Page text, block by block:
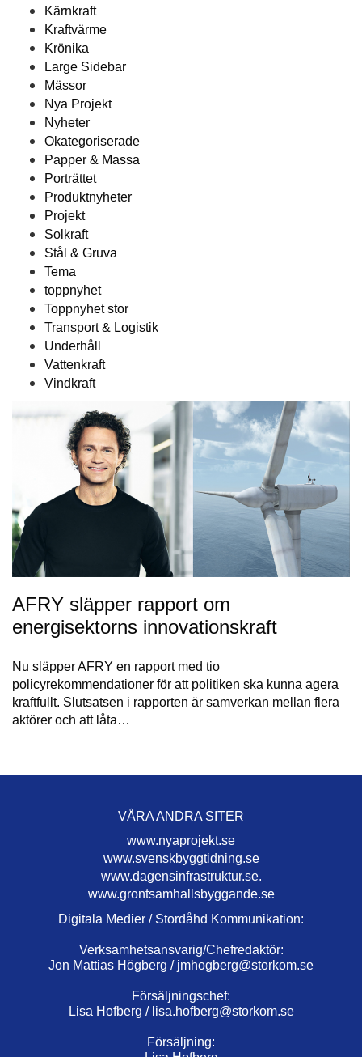
Kärnkraft
Kraftvärme
Krönika
Large Sidebar
Mässor
Nya Projekt
Nyheter
Okategoriserade
Papper & Massa
Porträttet
Produktnyheter
Projekt
Solkraft
Stål & Gruva
Tema
toppnyhet
Toppnyhet stor
Transport & Logistik
Underhåll
Vattenkraft
Vindkraft
AFRY släpper rapport om
energisektorns innovationskraft
Nu släpper AFRY en rapport med tio
policyrekommendationer för att politiken ska kunna agera
kraftfullt. Slutsatsen i rapporten är samverkan mellan flera
aktörer och att låta…
VÅRA ANDRA SITER
www.nyaprojekt.se
www.svenskbyggtidning.se
www.dagensinfrastruktur.se.
www.grontsamhallsbyggande.se
Digitala Medier / Stordåhd Kommunikation:
Verksamhetsansvarig/Chefredaktör:
Jon Mattias Högberg / jmhogberg@storkom.se
Försäljningschef:
Lisa Hofberg / lisa.hofberg@storkom.se
Försäljning: